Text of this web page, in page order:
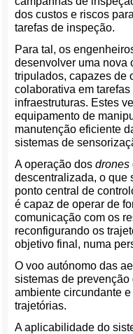
dos custos e riscos
tarefas de inspeção.
Para tal, os
desenvolver uma nova
tripulados, capazes de
colaborativa em
infraestruturas. Estes
equipamento de
manutenção eficiente
sistemas de
A operação dosdrones
descentralizada, o que
ponto central de
é capaz de operar de
comunicação com os
reconfigurando os
objetivo final, numa
O voo autónomo das
sistemas de
ambiente circundante
trajetórias.
A aplicabilidade do